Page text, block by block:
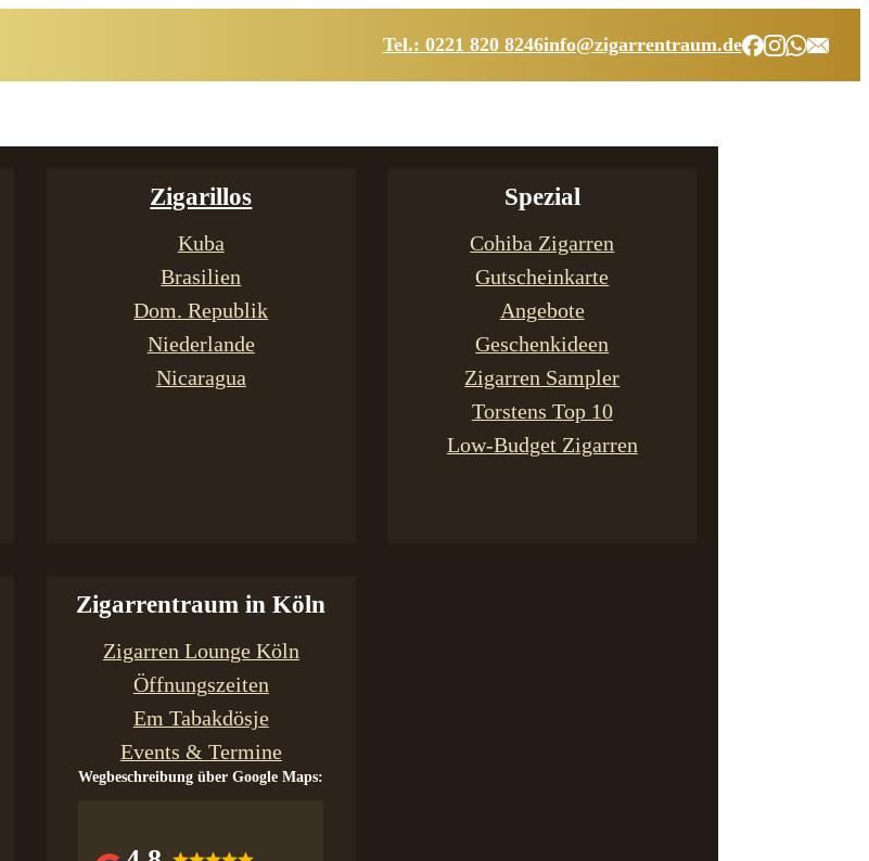
Tel.: 0221 820 8246info@zigarrentraum.de
Zigarillos
Kuba
Brasilien
Dom. Republik
Niederlande
Nicaragua
Spezial
Cohiba Zigarren
Gutscheinkarte
Angebote
Geschenkideen
Zigarren Sampler
Torstens Top 10
Low-Budget Zigarren
Zigarrentraum in Köln
Zigarren Lounge Köln
Öffnungszeiten
Em Tabakdösje
Events & Termine
Wegbeschreibung über Google Maps: